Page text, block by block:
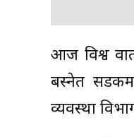
आज विश्व
बस्नेत
व्यवस्था